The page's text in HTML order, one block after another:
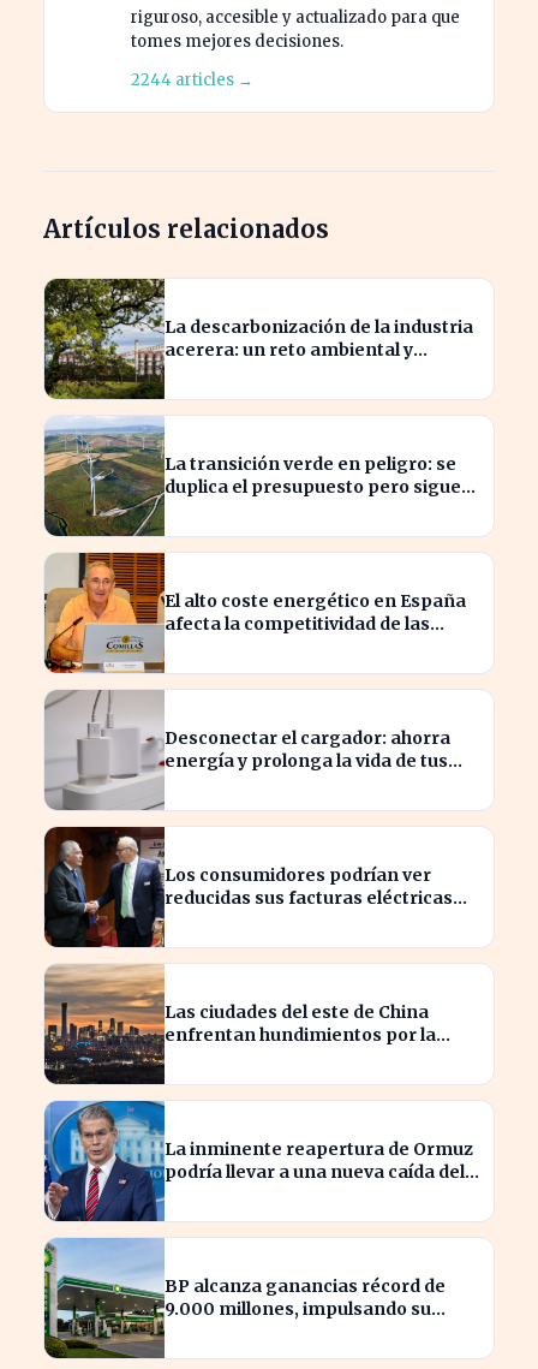
riguroso, accesible y actualizado para que
tomes mejores decisiones.
2244 articles →
Artículos relacionados
La descarbonización de la industria
acerera: un reto ambiental y
La transición verde en peligro: se
duplica el presupuesto pero sigue
El alto coste energético en España
afecta la competitividad de las
Desconectar el cargador: ahorra
energía y prolonga la vida de tus
Los consumidores podrían ver
reducidas sus facturas eléctricas
para Iberdrola y Endesa.
Las ciudades del este de China
enfrentan hundimientos por la
subterránea
La inminente reapertura de Ormuz
podría llevar a una nueva caída del
BP alcanza ganancias récord de
9.000 millones, impulsando su